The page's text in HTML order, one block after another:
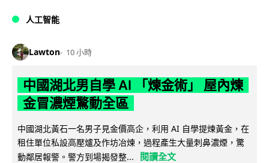
人工智能
Lawton 10 小時
中國湖北男自學 AI 「煉金術」 屋內煉
金冒濃煙驚動全區
中國湖北黃石一名男子見金價高企，利用 AI 自學提煉黃金，在
租住單位私設高壓爐及作坊冶煉，過程產生大量刺鼻濃煙，驚
動鄰居報警。警方到場揭發整...
閱讀全文